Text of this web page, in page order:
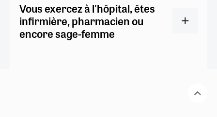
Vous exercez à l'hôpital, êtes
infirmière, pharmacien ou
encore sage-femme